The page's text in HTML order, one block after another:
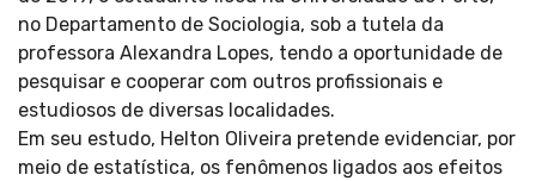
no Departamento de Sociologia, sob a tutela da
professora Alexandra Lopes, tendo a oportunidade de
pesquisar e cooperar com outros profissionais e
estudiosos de diversas localidades.
Em seu estudo, Helton Oliveira pretende evidenciar, por
meio de estatística, os fenômenos ligados aos efeitos